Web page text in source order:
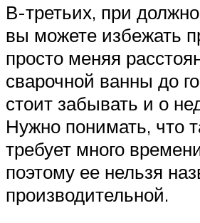
В-третьих, при
вы можете избежать
просто меняя
сварочной ванны до
стоит забывать и о
Нужно понимать, что
требует много
поэтому ее нельзя
производительной.